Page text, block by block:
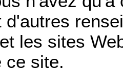
d'autres
les sites
ce site.